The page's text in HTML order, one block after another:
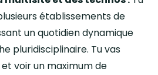
établissements de
un quotidien dynamique
pluridisciplinaire. Tu vas
voir un maximum de